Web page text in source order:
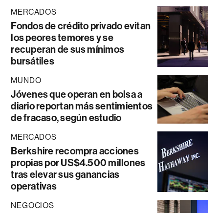
MERCADOS
Fondos de crédito privado evitan
los peores temores y se
recuperan de sus mínimos
bursátiles
MUNDO
Jóvenes que operan en bolsa a
diario reportan más sentimientos
de fracaso, según estudio
MERCADOS
Berkshire recompra acciones
propias por US$4.500 millones
tras elevar sus ganancias
operativas
NEGOCIOS